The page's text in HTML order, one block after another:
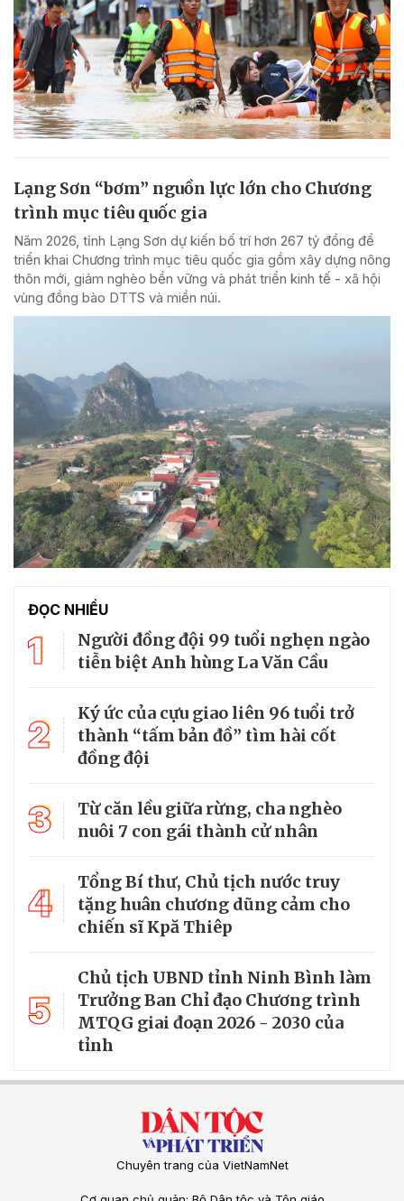
Lạng Sơn “bơm” nguồn lực lớn cho Chương
trình mục tiêu quốc gia
Năm 2026, tỉnh Lạng Sơn dự kiến bố trí hơn 267 tỷ đồng để
triển khai Chương trình mục tiêu quốc gia gồm xây dựng nông
thôn mới, giảm nghèo bền vững và phát triển kinh tế - xã hội
vùng đồng bào DTTS và miền núi.
ĐỌC NHIỀU
1
Người đồng đội 99 tuổi nghẹn ngào
tiễn biệt Anh hùng La Văn Cầu
2
Ký ức của cựu giao liên 96 tuổi trở
thành “tấm bản đồ” tìm hài cốt
đồng đội
3
Từ căn lều giữa rừng, cha nghèo
nuôi 7 con gái thành cử nhân
4
Tổng Bí thư, Chủ tịch nước truy
tặng huân chương dũng cảm cho
chiến sĩ Kpă Thiêp
5
Chủ tịch UBND tỉnh Ninh Bình làm
Trưởng Ban Chỉ đạo Chương trình
MTQG giai đoạn 2026 - 2030 của
tỉnh
Chuyên trang của VietNamNet